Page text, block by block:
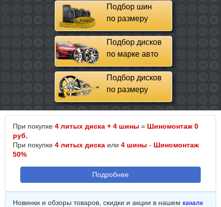
Подбор шин
по размеру
Подбор дисков
по марке авто
Подбор дисков
по размеру
При покупке 4 литых диска + 4 шины = Шиномонтаж 0
руб.
При покупке 4 литых диска или 4 шины - Шиномонтаж
50%
Подробнее
Новинки и обзоры товаров, скидки и акции в нашем канале